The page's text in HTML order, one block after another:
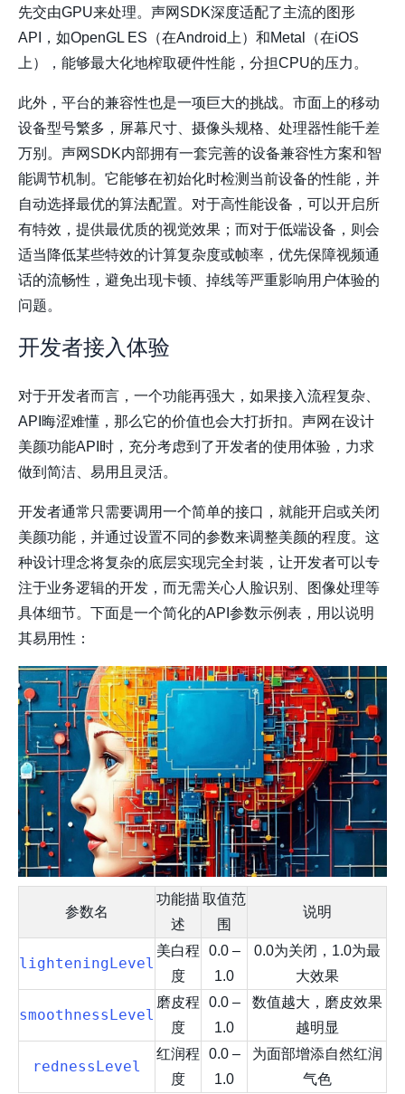
先交由GPU来处理。声网SDK深度适配了主流的图形
API，如OpenGL ES（在Android上）和Metal（在iOS
上），能够最大化地榨取硬件性能，分担CPU的压力。
此外，平台的兼容性也是一项巨大的挑战。市面上的移动
设备型号繁多，屏幕尺寸、摄像头规格、处理器性能千差
万别。声网SDK内部拥有一套完善的设备兼容性方案和智
能调节机制。它能够在初始化时检测当前设备的性能，并
自动选择最优的算法配置。对于高性能设备，可以开启所
有特效，提供最优质的视觉效果；而对于低端设备，则会
适当降低某些特效的计算复杂度或帧率，优先保障视频通
话的流畅性，避免出现卡顿、掉线等严重影响用户体验的
问题。
开发者接入体验
对于开发者而言，一个功能再强大，如果接入流程复杂、
API晦涩难懂，那么它的价值也会大打折扣。声网在设计
美颜功能API时，充分考虑到了开发者的使用体验，力求
做到简洁、易用且灵活。
开发者通常只需要调用一个简单的接口，就能开启或关闭
美颜功能，并通过设置不同的参数来调整美颜的程度。这
种设计理念将复杂的底层实现完全封装，让开发者可以专
注于业务逻辑的开发，而无需关心人脸识别、图像处理等
具体细节。下面是一个简化的API参数示例表，用以说明
其易用性：
参数名
功能描
述
取值范
围
说明
lighteningLevel
美白程
度
0.0 –
1.0
0.0为关闭，1.0为最
大效果
smoothnessLevel
磨皮程
度
0.0 –
1.0
数值越大，磨皮效果
越明显
rednessLevel
红润程
度
0.0 –
1.0
为面部增添自然红润
气色